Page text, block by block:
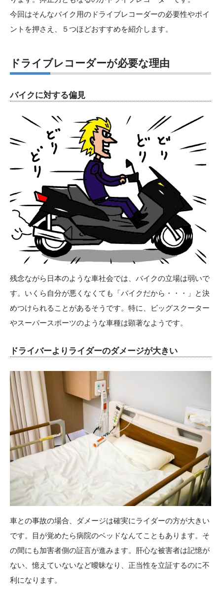
今回はそんなバイク用のドライブレコーダーの必要性やポイ
ントを押さえ、５つほどおすすめを紹介します。
ドライブレコーダーが必要な理由
バイクに対する偏見
残念ながら日本のような車社会では、バイクの立場は弱いで
す。いくら自分が悪くなくても「バイクだから・・・」と決
めつけられることがあるそうです。特に、ビッグスクーター
やスーパースポーツのような車種は顕著なようです。
ドライバーよりライダーのダメージが大きい
車との事故の場合、ダメージは確実にライダーの方が大きい
です。目が覚めたら病院のベッドなんてこともあります。そ
の間にも加害者側の証言が進みます。肝心な被害者は記憶が
ない、憶えていないなど曖昧なり、正当性を立証するのに不
利になります。